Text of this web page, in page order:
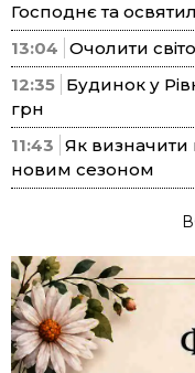
Господнє та
13:04 Очолити
12:35 Будинок у
грн
11:43 Як визначити
новим сезоном